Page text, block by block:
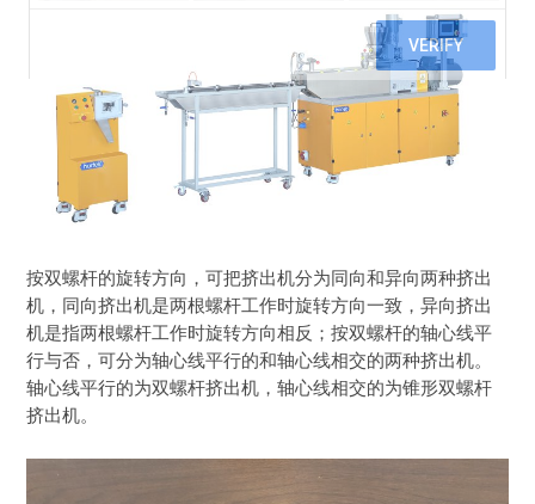
按双螺杆的旋转方向，可把挤出机分为同向和异向两种挤出
机，同向挤出机是两根螺杆工作时旋转方向一致，异向挤出
机是指两根螺杆工作时旋转方向相反；按双螺杆的轴心线平
行与否，可分为轴心线平行的和轴心线相交的两种挤出机。
轴心线平行的为双螺杆挤出机，轴心线相交的为锥形双螺杆
挤出机。